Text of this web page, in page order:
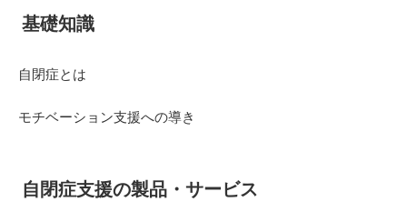
基礎知識
自閉症とは
モチベーション支援への導き
自閉症支援の製品・サービス